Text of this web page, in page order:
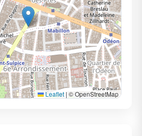
Leaflet | © OpenStreetMap